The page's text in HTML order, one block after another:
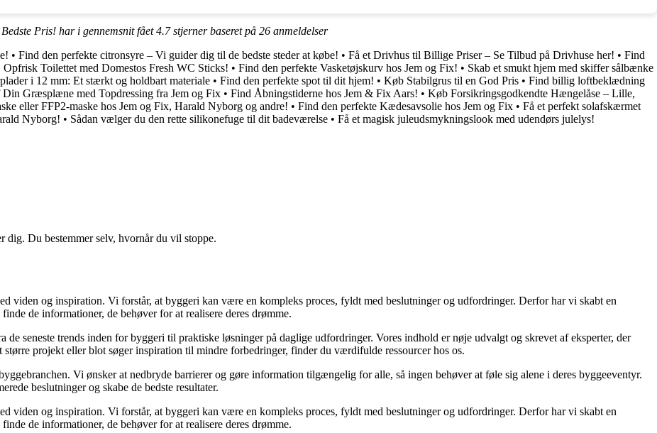
Pris! har i gennemsnit fået4.7stjerner baseret på 26 anmeldelser
• Find den perfekte citronsyre – Vi guider dig til de bedste steder at købe! • Få et Drivhus til Billige Priser – Se Tilbud på Drivhuse her! • Find
Opfrisk Toilettet med Domestos Fresh WC Sticks! • Find den perfekte Vasketøjskurv hos Jem og Fix! • Skab et smukt hjem med skiffer sålbænke
i 12 mm: Et stærkt og holdbart materiale • Find den perfekte spot til dit hjem! • Køb Stabilgrus til en God Pris • Find billig loftbeklædning
Din Græsplæne med Topdressing fra Jem og Fix • Find Åbningstiderne hos Jem & Fix Aars! • Køb Forsikringsgodkendte Hængelåse – Lille,
eller FFP2-maske hos Jem og Fix, Harald Nyborg og andre! • Find den perfekte Kædesavsolie hos Jem og Fix • Få et perfekt solafskærmet
Nyborg! • Sådan vælger du den rette silikonefuge til dit badeværelse • Få et magisk juleudsmykningslook med udendørs julelys!
dig. Du bestemmer selv, hvornår du vil stoppe.
viden og inspiration. Vi forstår, at byggeri kan være en kompleks proces, fyldt med beslutninger og udfordringer. Derfor har vi skabt en
de informationer, de behøver for at realisere deres drømme.
seneste trends inden for byggeri til praktiske løsninger på daglige udfordringer. Vores indhold er nøje udvalgt og skrevet af eksperter, der
projekt eller blot søger inspiration til mindre forbedringer, finder du værdifulde ressourcer hos os.
Vi ønsker at nedbryde barrierer og gøre information tilgængelig for alle, så ingen behøver at føle sig alene i deres byggeeventyr.
beslutninger og skabe de bedste resultater.
viden og inspiration. Vi forstår, at byggeri kan være en kompleks proces, fyldt med beslutninger og udfordringer. Derfor har vi skabt en
de informationer, de behøver for at realisere deres drømme.